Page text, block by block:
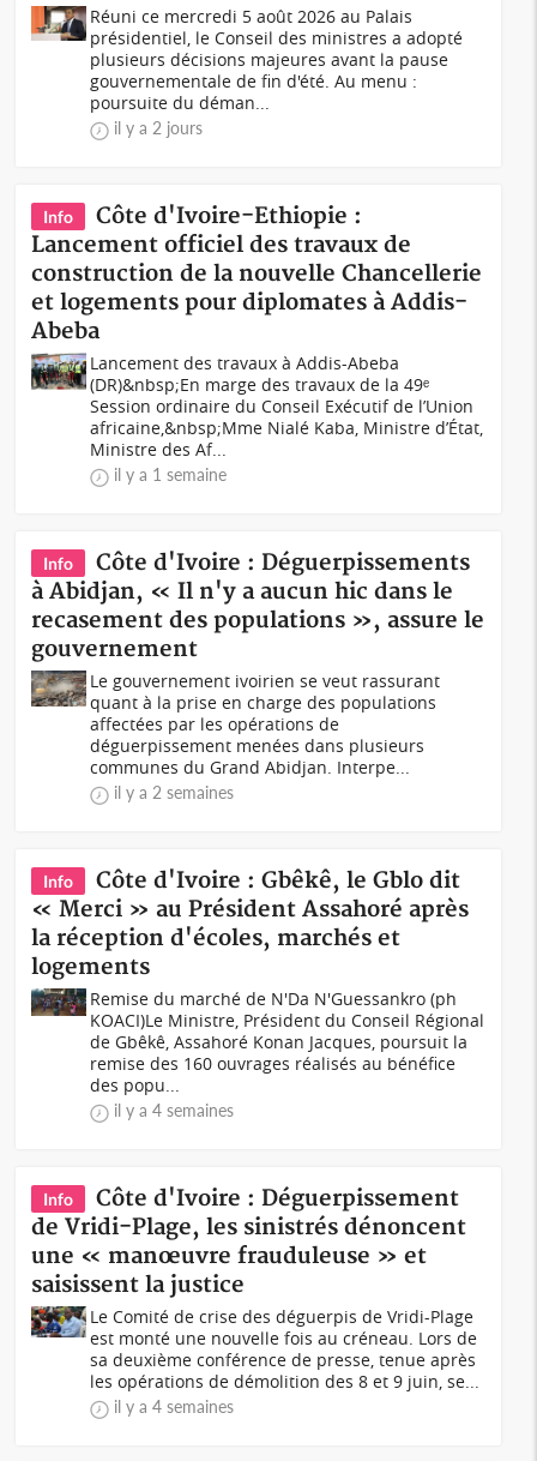
Réuni ce mercredi 5 août 2026 au Palais
présidentiel, le Conseil des ministres a adopté
plusieurs décisions majeures avant la pause
gouvernementale de fin d'été. Au menu :
poursuite du déman...
il y a 2 jours
Info
Côte d'Ivoire-Ethiopie :
Lancement officiel des travaux de
construction de la nouvelle Chancellerie
et logements pour diplomates à Addis-
Abeba
Lancement des travaux à Addis-Abeba
(DR)&nbsp;En marge des travaux de la 49ᵉ
Session ordinaire du Conseil Exécutif de l’Union
africaine,&nbsp;Mme Nialé Kaba, Ministre d’État,
Ministre des Af...
il y a 1 semaine
Info
Côte d'Ivoire : Déguerpissements
à Abidjan, « Il n'y a aucun hic dans le
recasement des populations », assure le
gouvernement
Le gouvernement ivoirien se veut rassurant
quant à la prise en charge des populations
affectées par les opérations de
déguerpissement menées dans plusieurs
communes du Grand Abidjan. Interpe...
il y a 2 semaines
Info
Côte d'Ivoire : Gbêkê, le Gblo dit
« Merci » au Président Assahoré après
la réception d'écoles, marchés et
logements
Remise du marché de N'Da N'Guessankro (ph
KOACI)Le Ministre, Président du Conseil Régional
de Gbêkê, Assahoré Konan Jacques, poursuit la
remise des 160 ouvrages réalisés au bénéfice
des popu...
il y a 4 semaines
Info
Côte d'Ivoire : Déguerpissement
de Vridi-Plage, les sinistrés dénoncent
une « manœuvre frauduleuse » et
saisissent la justice
Le Comité de crise des déguerpis de Vridi-Plage
est monté une nouvelle fois au créneau. Lors de
sa deuxième conférence de presse, tenue après
les opérations de démolition des 8 et 9 juin, se...
il y a 4 semaines